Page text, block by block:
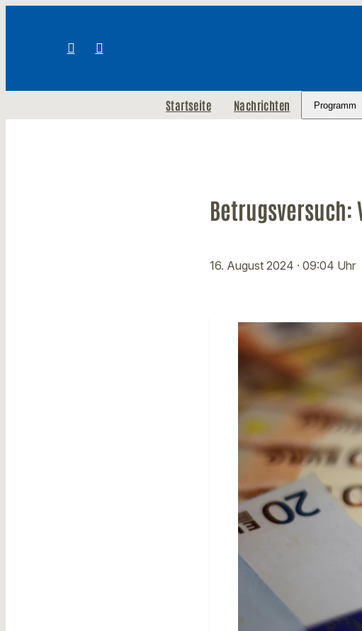
Startseite Nachrichten Programm
Betrugsversuch:
16. August 2024 · 09:04 Uhr